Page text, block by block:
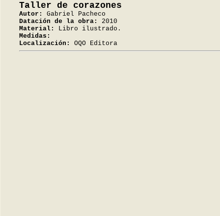
Taller de corazones
Autor:
Gabriel Pacheco
Datación de la obra:
2010
Material:
Libro ilustrado.
Medidas:
Localización:
OQO Editora